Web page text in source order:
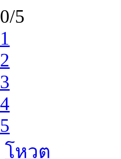
0/5
1
2
3
4
5
โหวต